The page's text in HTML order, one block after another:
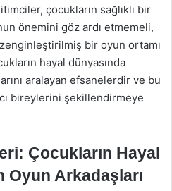
çocukların sağlıklı bir
önemini göz ardı etmemeli,
bir oyun ortamı
hayal dünyasında
aralayan efsanelerdir ve bu
bireylerini şekillendirmeye
Çocukların Hayal
Oyun Arkadaşları